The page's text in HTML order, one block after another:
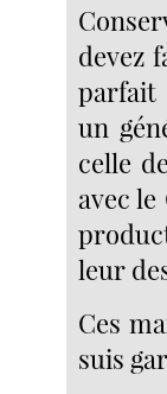
devez
parfait
un
celle
avec
leur
Ces
suis